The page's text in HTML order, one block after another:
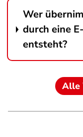
Wer
durch eine
entsteht?
Alle